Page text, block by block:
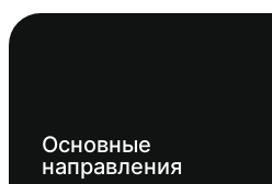
Основные
направления